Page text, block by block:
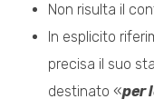
Non risulta il
In esplicito
precisa il suo
destinato «per